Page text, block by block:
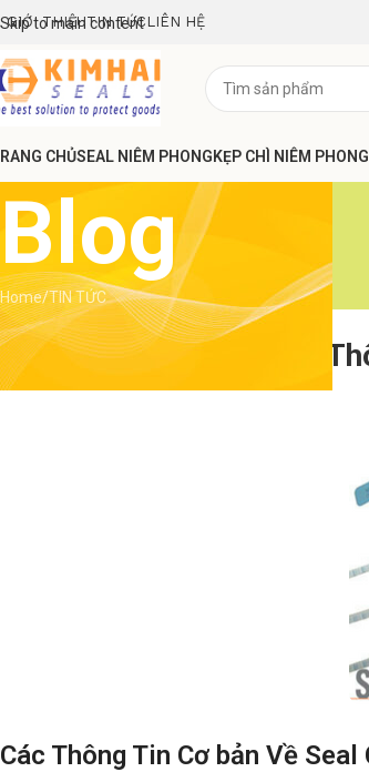
Skip to main content
GIỚI THIỆUTIN TỨC LIÊN HỆ
CHỦSEAL NIÊM PHONGKẸP CHÌ NIÊM PHONG
Blog
Home TIN TỨC
Tìm Hiểu
Các Thông Tin Cơ bản Về